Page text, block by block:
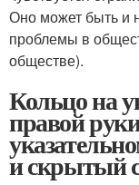
Оно может быть и
проблемы в
обществе).
Кольцо на
правой
и скрытый